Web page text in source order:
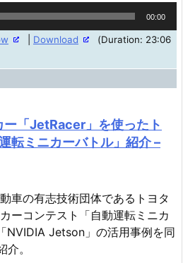
00:00
Download
(Duration: 23:06
「JetRacer」を使ったト
転ミニカーバトル」紹介 –
車の有志技術団体であるトヨタ
ーコンテスト「自動運転ミニカ
NVIDIA Jetson」の活用事例を同
。